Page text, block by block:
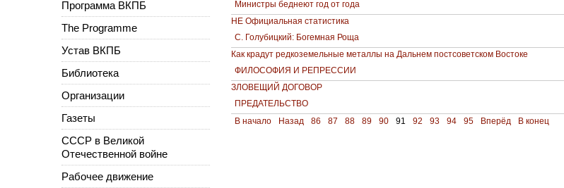
Министры беднеют год от года
НЕ Официальная статистика
С. Голубицкий: Богемная Роща
Как крадут редкоземельные металлы на Дальнем постсоветском Востоке
ФИЛОСОФИЯ И РЕПРЕССИИ
ЗЛОВЕЩИЙ ДОГОВОР
ПРЕДАТЕЛЬСТВО
В начало Назад 86 87 88 89 90 91 92 93 94 95 Вперёд В конец
Программа ВКПБ
The Programme
Устав ВКПБ
Библиотека
Организации
Газеты
СССР в Великой
Отечественной войне
Рабочее движение